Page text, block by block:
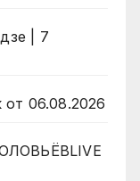
| 7
06.08.2026